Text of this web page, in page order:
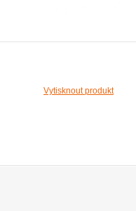
Vytisknout produkt